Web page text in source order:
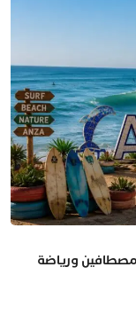
ورياضة